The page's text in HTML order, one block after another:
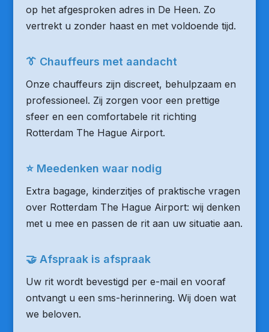
op het afgesproken adres in De Heen. Zo
vertrekt u zonder haast en met voldoende tijd.
👔 Chauffeurs met aandacht
Onze chauffeurs zijn discreet, behulpzaam en
professioneel. Zij zorgen voor een prettige
sfeer en een comfortabele rit richting
Rotterdam The Hague Airport.
⭐ Meedenken waar nodig
Extra bagage, kinderzitjes of praktische vragen
over Rotterdam The Hague Airport: wij denken
met u mee en passen de rit aan uw situatie aan.
🤝 Afspraak is afspraak
Uw rit wordt bevestigd per e-mail en vooraf
ontvangt u een sms-herinnering. Wij doen wat
we beloven.